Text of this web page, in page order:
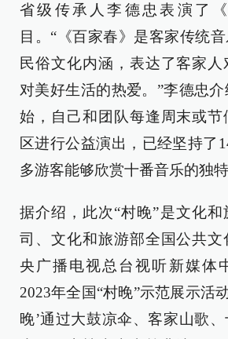
省级传承人李德忠表演了
目。“《百家春》是客家传统
民俗文化内涵，表达了客家
对美好生活的热爱。”李德忠
始，自己和团队每逢周末或节
区进行公益演出，已经坚持了
多游客能够欣赏十番音乐的独特
据介绍，此次“村晚”是文化
司、文化和旅游部全国公共文
央广播电视总台视听新媒体
2023年全国“村晚”示范展示活
晚’通过大鼓凉伞、客家山歌